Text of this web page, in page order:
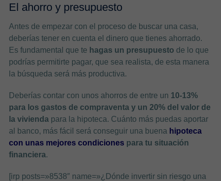
El ahorro y presupuesto
Antes de empezar con el proceso de buscar una casa,
deberías tener en cuenta el dinero que tienes ahorrado.
Es fundamental que te hagas un presupuesto de lo que
podrías permitirte pagar, que sea realista, de esta manera
la búsqueda será más productiva.
Deberías contar con unos ahorros de entre un 10-13%
para los gastos de compraventa y un 20% del valor de
la viviendapara la hipoteca. Cuánto más puedas aportar
al banco, más fácil será conseguir una buena hipoteca
con unas mejores condiciones para tu situación
financiera.
[irp posts=»8538″ name=»¿Dónde invertir sin riesgo una